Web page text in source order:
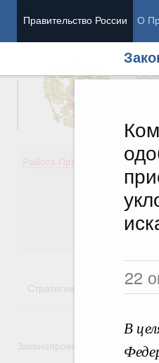
Правительство России О
22
В
Работа Правительства
Стратегии
Законопроектная деятельность